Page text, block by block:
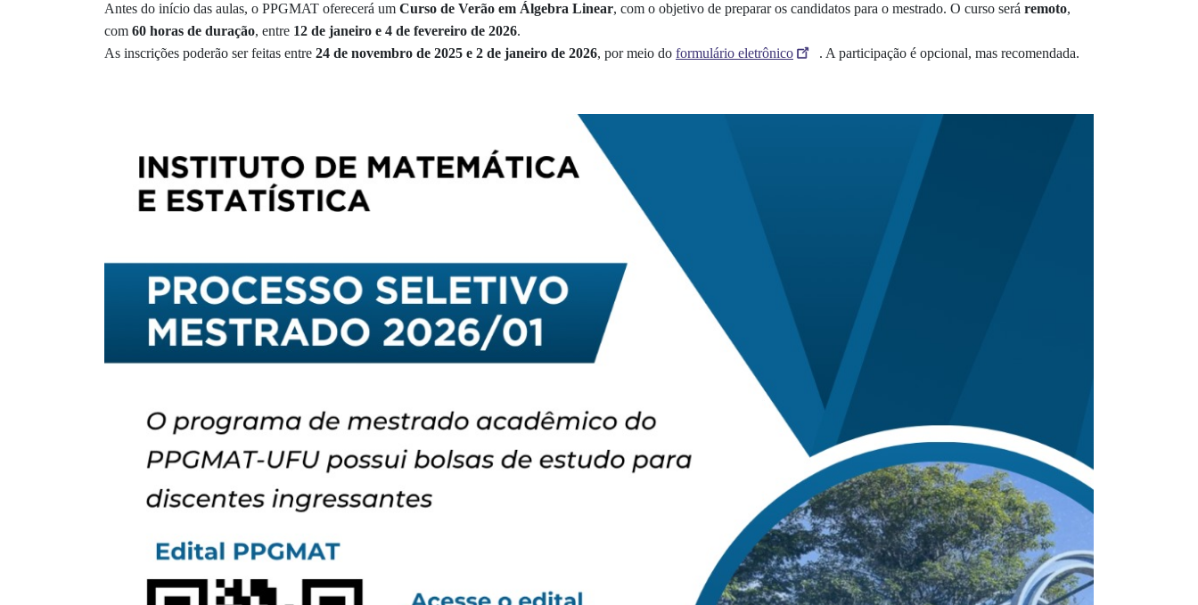
Antes do início das aulas, o PPGMAT oferecerá um Curso de Verão em Álgebra Linear, com o objetivo de preparar os candidatos para o mestrado. O curso será remoto,
com 60 horas de duração, entre 12 de janeiro e 4 de fevereiro de 2026.
As inscrições poderão ser feitas entre 24 de novembro de 2025 e 2 de janeiro de 2026, por meio do formulário eletrônico . A participação é opcional, mas recomendada.